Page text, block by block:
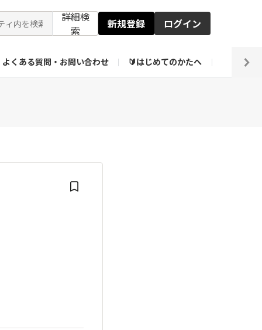
詳細検
索
新規登録 ログイン
よくある質問・お問い合わせ 🔰はじめてのかたへ 編集